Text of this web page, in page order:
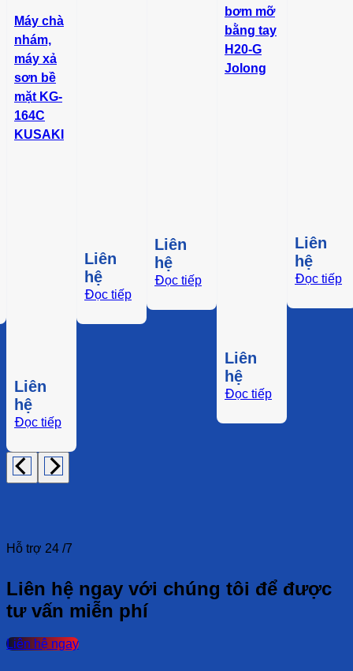
Máy chà
nhám,
máy xả
sơn bề
mặt KG-
164C
KUSAKI
Liên
hệ
Đọc tiếp
Liên
hệ
Đọc tiếp
Liên
hệ
Đọc tiếp
bơm mỡ
bằng tay
H20-G
Jolong
Liên
hệ
Đọc tiếp
Liên
hệ
Đọc tiếp
Hỗ trợ 24 /7
Liên hệ ngay với chúng tôi để được
tư vấn miễn phí
Liên hệ ngay